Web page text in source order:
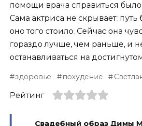
помощи врача справиться
Сама актриса не скрывает:
оно того стоило. Сейчас она
гораздо лучше, чем раньше, и
останавливаться на
здоровье похудение
Рейтинг
Свадебный образ Димы